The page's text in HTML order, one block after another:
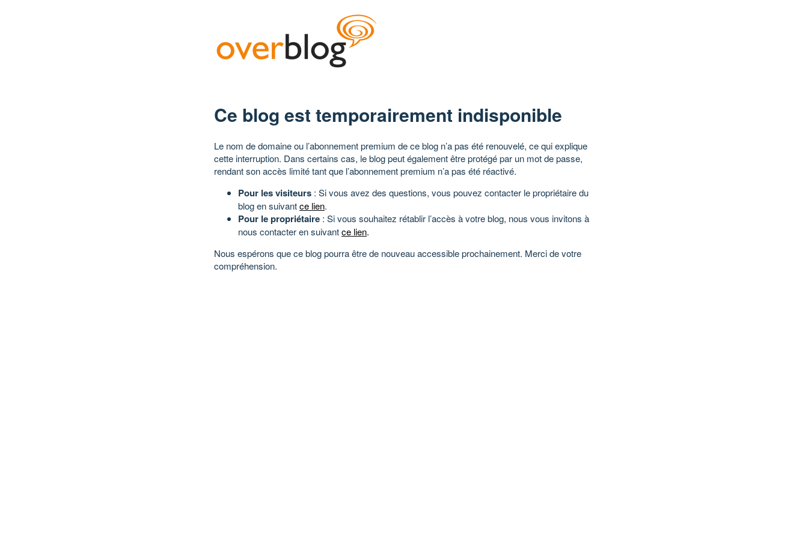
Ce blog est temporairement indisponible
Le nom de domaine ou l’abonnement premium de ce blog n’a pas été renouvelé, ce qui explique
cette interruption. Dans certains cas, le blog peut également être protégé par un mot de passe,
rendant son accès limité tant que l’abonnement premium n’a pas été réactivé.
Pour les visiteurs : Si vous avez des questions, vous pouvez contacter le propriétaire du
blog en suivantce lien.
Pour le propriétaire : Si vous souhaitez rétablir l’accès à votre blog, nous vous invitons à
nous contacter en suivantce lien.
Nous espérons que ce blog pourra être de nouveau accessible prochainement. Merci de votre
compréhension.